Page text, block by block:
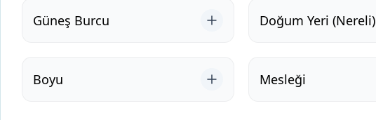
Güneş Burcu Doğum Yeri (Nereli)
Boyu Mesleği